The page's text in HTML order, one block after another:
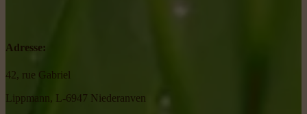
Adresse:
42, rue Gabriel
Lippmann, L-6947 Niederanven